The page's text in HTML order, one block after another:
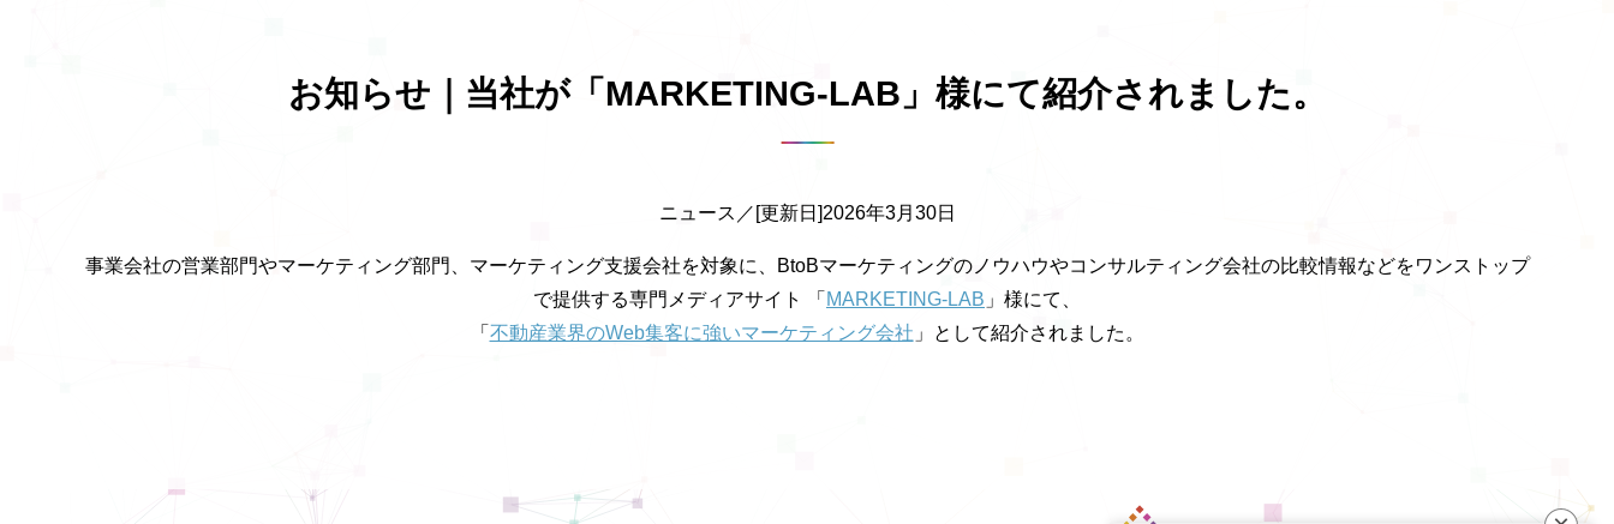
お知らせ｜当社が「MARKETING-LAB」様にて紹介されました。
ニュース／[更新日]2026年3月30日
事業会社の営業部門やマーケティング部門、マーケティング支援会社を対象に、BtoBマーケティングのノウハウやコンサルティング会社の比較情報などをワンストップ
で提供する専門メディアサイト 「 MARKETING-LAB 」様にて、
「 不動産業界のWeb集客に強いマーケティング会社 」として紹介されました。